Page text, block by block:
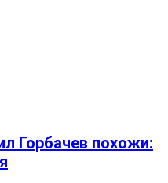
Горбачев похожи: